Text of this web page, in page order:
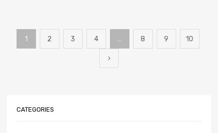
1 2 3 4 … 8 9 10
CATEGORIES